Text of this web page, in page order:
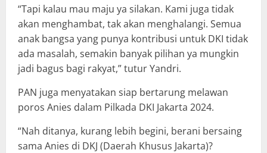
“Tapi kalau mau maju ya silakan. Kami juga tidak
akan menghambat, tak akan menghalangi. Semua
anak bangsa yang punya kontribusi untuk DKI tidak
ada masalah, semakin banyak pilihan ya mungkin
jadi bagus bagi rakyat,” tutur Yandri.
PAN juga menyatakan siap bertarung melawan
poros Anies dalam Pilkada DKI Jakarta 2024.
“Nah ditanya, kurang lebih begini, berani bersaing
sama Anies di DKJ (Daerah Khusus Jakarta)?